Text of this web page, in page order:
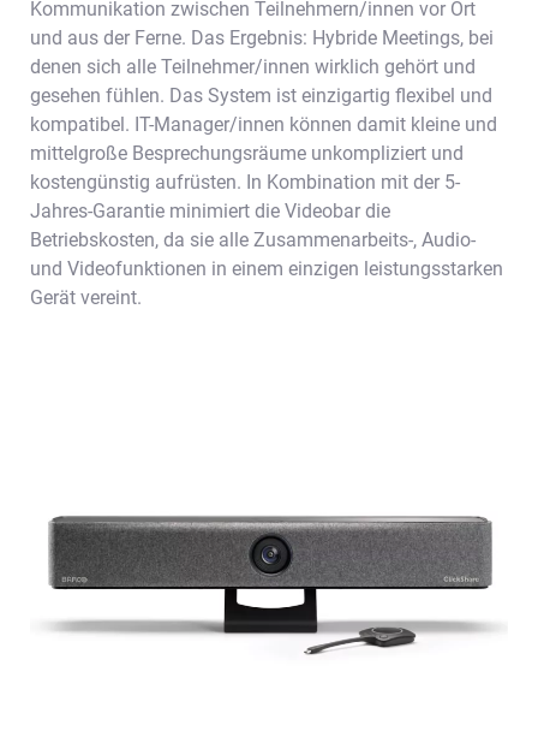
Kommunikation zwischen Teilnehmern/innen vor Ort
und aus der Ferne. Das Ergebnis: Hybride Meetings, bei
denen sich alle Teilnehmer/innen wirklich gehört und
gesehen fühlen. Das System ist einzigartig flexibel und
kompatibel. IT-Manager/innen können damit kleine und
mittelgroße Besprechungsräume unkompliziert und
kostengünstig aufrüsten. In Kombination mit der 5-
Jahres-Garantie minimiert die Videobar die
Betriebskosten, da sie alle Zusammenarbeits-, Audio-
und Videofunktionen in einem einzigen leistungsstarken
Gerät vereint.